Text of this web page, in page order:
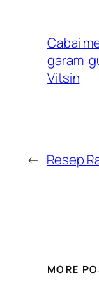
Cabai
garam
Vitsin
← Resep
MORE